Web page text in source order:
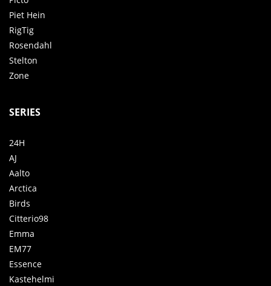
Piet Hein
RigTig
Rosendahl
Stelton
Zone
SERIES
24H
AJ
Aalto
Arctica
Birds
Citterio98
Emma
EM77
Essence
Kastehelmi